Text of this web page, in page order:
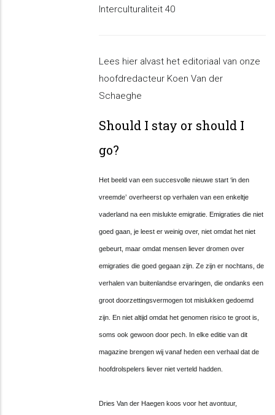
Interculturaliteit 40
Lees hier alvast het editoriaal van onze
hoofdredacteur Koen Van der
Schaeghe
Should I stay or should I
go?
Het beeld van een succesvolle nieuwe start‘in den
vreemde’ overheerst op verhalen van een enkeltje
vaderland na een mislukte emigratie. Emigraties die niet
goed gaan, je leest er weinig over, niet omdat het niet
gebeurt, maar omdat mensen liever dromen over
emigraties die goed gegaan zijn. Ze zijn er nochtans, de
verhalen van buitenlandse ervaringen, die ondanks een
groot doorzettingsvermogen tot mislukken gedoemd
zijn. En niet altijd omdat het genomen risico te groot is,
soms ook gewoon door pech. In elke editie van dit
magazine brengen wij vanaf heden een verhaal dat de
hoofdrolspelers liever niet verteld hadden.
Dries Van der Haegen koos voor het avontuur,